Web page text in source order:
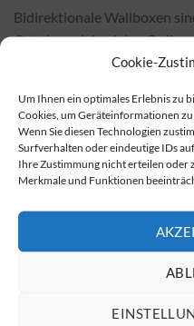
Cookie-
Um Ihnen ein optimales Erlebnis zu
Cookies, um Geräteinformationen
Wenn Sie diesen Technologien
Surfverhalten oder eindeutige IDs
Ihre Zustimmung nicht erteilen oder
Merkmale und Funktionen
Bidirektionale Wallboxen
Ort als auch in vielen
die Preise in Online-Shops
unter folgendem Link tun.
Kosten der Installation
Die Kosten für die
wie Verkabelung,
Anforderungen des
Gesamtkosten. Eine
Wallbox, die Einsparungen,